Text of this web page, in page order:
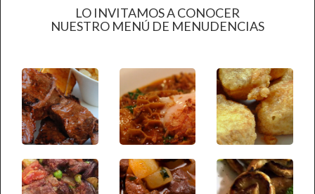
LO INVITAMOS A CONOCER
NUESTRO MENÚ DE MENUDENCIAS